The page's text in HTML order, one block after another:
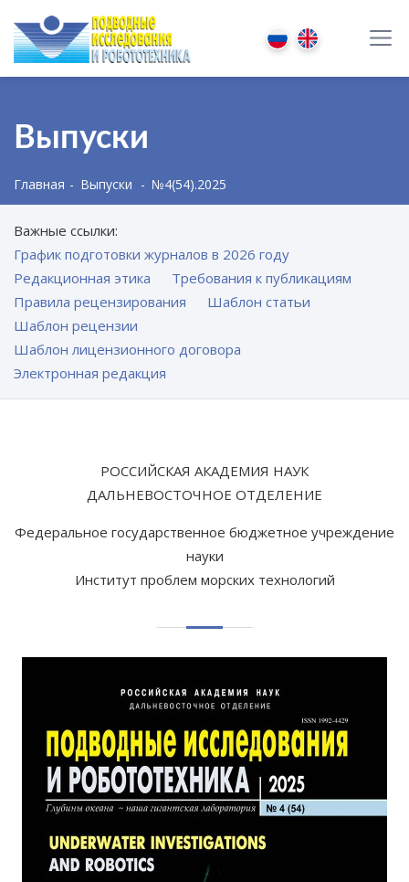
Выпуски
Главная Выпуски №4(54).2025
Важные ссылки:
График подготовки журналов в 2026 году
Редакционная этика
Требования к публикациям
Правила рецензирования
Шаблон статьи
Шаблон рецензии
Шаблон лицензионного договора
Электронная редакция
РОССИЙСКАЯ АКАДЕМИЯ НАУК
ДАЛЬНЕВОСТОЧНОЕ ОТДЕЛЕНИЕ
Федеральное государственное бюджетное учреждение
науки
Институт проблем морских технологий